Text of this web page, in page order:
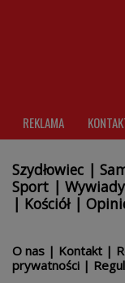
REKLAMA
Szydłowiec|
Sport| Wywiady
| Kościół|
O nas| Kontakt|
prywatności|